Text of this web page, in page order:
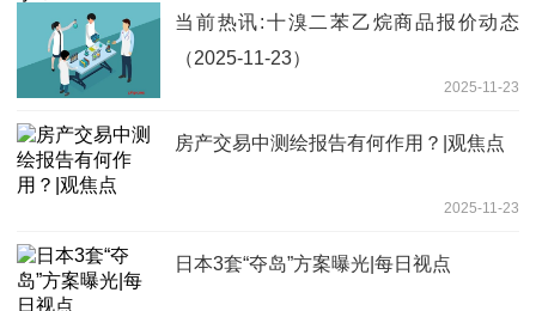
当前热讯:十溴二苯乙烷商品报价动态
（2025-11-23）
2025-11-23
房产交易中测绘报告有何作用？|观焦点
2025-11-23
日本3套“夺岛”方案曝光|每日视点